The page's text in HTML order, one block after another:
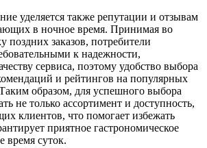
уделяется также репутации и отзывам
в ночное время. Принимая во
поздних заказов, потребители
к надежности,
сервиса, поэтому удобство выбора
и рейтингов на популярных
образом, для успешного выбора
не только ассортимент и доступность,
клиентов, что помогает избежать
приятное гастрономическое
время суток.